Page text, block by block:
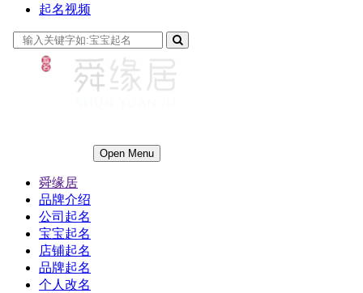
起名视频
Open Menu
舜缘居
品牌介绍
公司起名
宝宝起名
店铺起名
品牌起名
个人改名